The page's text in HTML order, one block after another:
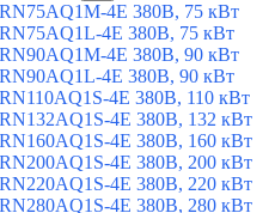
4E 380В, 75 кВт
4E 380В, 75 кВт
4E 380В, 90 кВт
4E 380В, 90 кВт
4E 380В, 110 кВт
4E 380В, 132 кВт
4E 380В, 160 кВт
4E 380В, 200 кВт
4E 380В, 220 кВт
4E 380В, 280 кВт